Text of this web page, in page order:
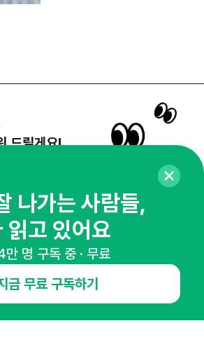
드릴게요!
키는 뉴스레터
나가는 사람들,
읽고 있어요
명 구독 중 · 무료
금 무료 구독하기